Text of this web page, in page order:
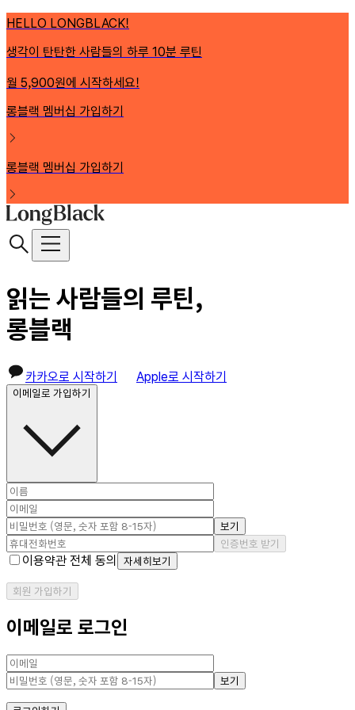
HELLO LONGBLACK!
생각이 탄탄한 사람들의 하루 10분 루틴
월 5,900원에 시작하세요!
롱블랙 멤버십 가입하기
롱블랙 멤버십 가입하기
읽는 사람들의 루틴,
롱블랙
카카오로 시작하기 Apple로 시작하기
이메일로 가입하기
보기
인증번호 받기
이용약관 전체 동의 자세히보기
회원 가입하기
이메일로 로그인
보기